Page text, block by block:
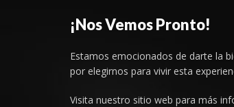
¡Nos Vemos Pronto!
Estamos emocionados de darte la
por elegirnos para vivir esta
Visita nuestro sitio web para más